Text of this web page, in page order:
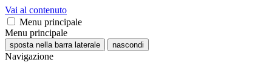
Vai al contenuto
Menu principale
Menu principale
sposta nella barra laterale nascondi
Navigazione